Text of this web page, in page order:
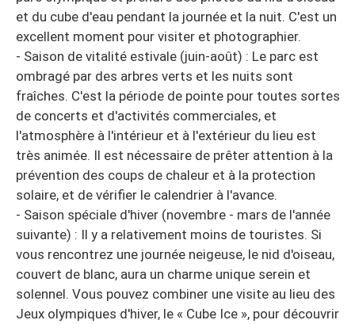
et du cube d'eau pendant la journée et la nuit. C'est un
excellent moment pour visiter et photographier.
- Saison de vitalité estivale (juin-août) : Le parc est
ombragé par des arbres verts et les nuits sont
fraîches. C'est la période de pointe pour toutes sortes
de concerts et d'activités commerciales, et
l'atmosphère à l'intérieur et à l'extérieur du lieu est
très animée. Il est nécessaire de prêter attention à la
prévention des coups de chaleur et à la protection
solaire, et de vérifier le calendrier à l'avance.
- Saison spéciale d'hiver (novembre - mars de l'année
suivante) : Il y a relativement moins de touristes. Si
vous rencontrez une journée neigeuse, le nid d'oiseau,
couvert de blanc, aura un charme unique serein et
solennel. Vous pouvez combiner une visite au lieu des
Jeux olympiques d'hiver, le « Cube Ice », pour découvrir